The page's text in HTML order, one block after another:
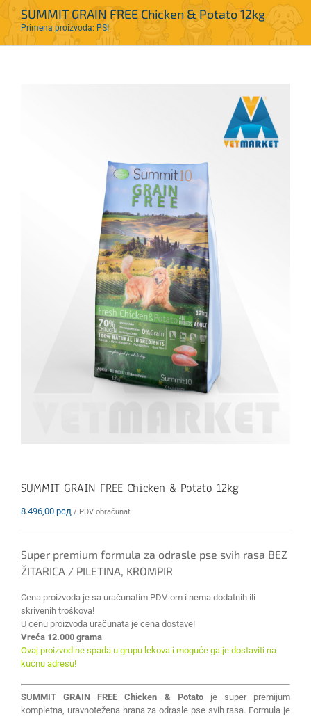
SUMMIT GRAIN FREE Chicken & Potato 12kg
Primena proizvoda: PSI
SUMMIT GRAIN FREE Chicken & Potato 12kg
8.496,00 рсд / PDV obračunat
Super premium formula za odrasle pse svih rasa BEZ
ŽITARICA / PILETINA, KROMPIR
Cena proizvoda je sa uračunatim PDV-om i nema dodatnih ili
skrivenih troškova!
U cenu proizvoda uračunata je cena dostave!
Vreća 12.000 grama
Ovaj proizvod ne spada u grupu lekova i moguće ga je dostaviti na
kućnu adresu!
SUMMIT GRAIN FREE Chicken & Potatoje super premijum
kompletna, uravnotežena hrana za odrasle pse svih rasa. Formula je